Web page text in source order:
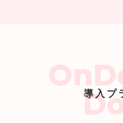
導入プ